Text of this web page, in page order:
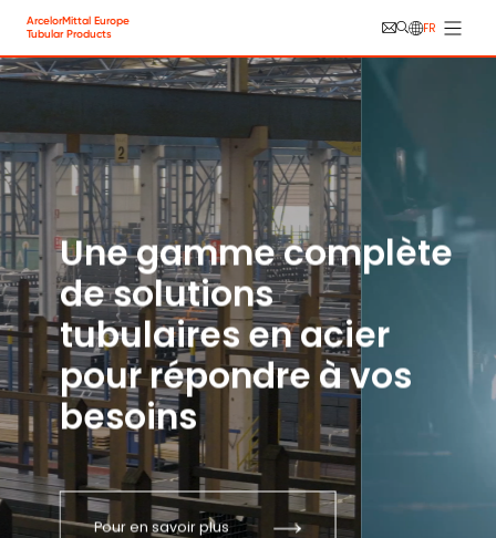
ArcelorMittal Europe
Tubular Products
FR
Une gamme complète
de solutions
tubulaires en acier
pour répondre à vos
besoins
Pour en savoir plus